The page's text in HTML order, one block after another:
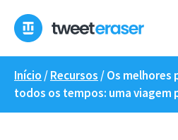
para
conteúdo
Início /Recursos /Os
todos os tempos: uma viagem